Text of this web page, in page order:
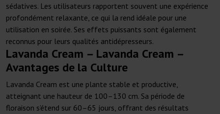
sédatives. Les utilisateurs rapportent souvent une expérience
profondément relaxante, ce qui la rend idéale pour une
utilisation en soirée. Ses effets puissants sont également
reconnus pour leurs qualités antidépresseurs.
Lavanda Cream – Lavanda Cream –
Avantages de la Culture
Lavanda Cream est une plante stable et productive,
atteignant une hauteur de 100–130 cm. Sa période de
floraison s’étend sur 60–65 jours, offrant des résultats